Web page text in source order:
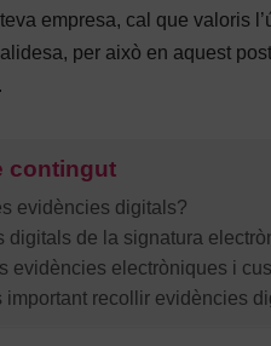
empresa, cal que valoris
per això en aquest
contingut
evidències digitals?
digitals de la signatura
evidències electròniques i
important recollir evidències